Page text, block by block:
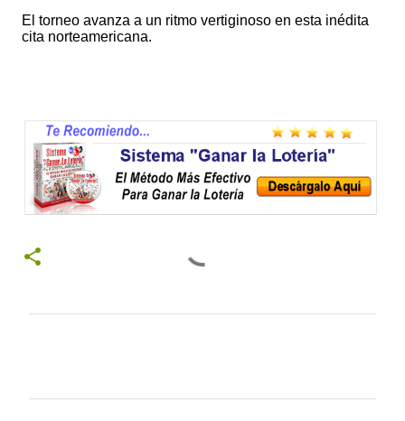
El torneo avanza a un ritmo vertiginoso en esta inédita
cita norteamericana.